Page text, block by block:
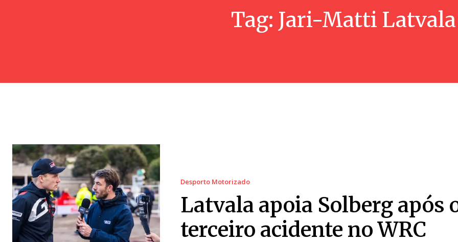
Tag: Jari-Matti Latvala
Desporto Motorizado
Latvala apoia Solberg após
terceiro acidente no WRC